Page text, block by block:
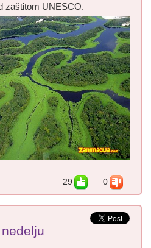
zaštitom UNESCO.
29
0